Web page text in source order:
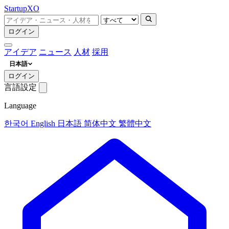
StartupXO
ログイン
アイデア ニュース 人材 採用
日本語
ログイン
言語設定
Language
한국어 English 日本語 简体中文 繁體中文